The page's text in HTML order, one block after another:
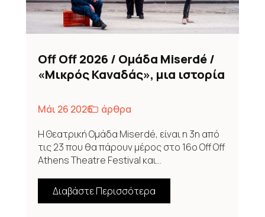
Off Off 2026 / Ομάδα Miserdé /
«Μικρός Καναδάς», μια ιστορία
τέλους
Μάι 26 2026
άρθρα
Η Θεατρική Ομάδα Miserdé, είναι η 3η από
τις 23 που θα πάρουν μέρος στο 16ο Off Off
Athens Theatre Festival και...
Διαβάστε Περισσότερα